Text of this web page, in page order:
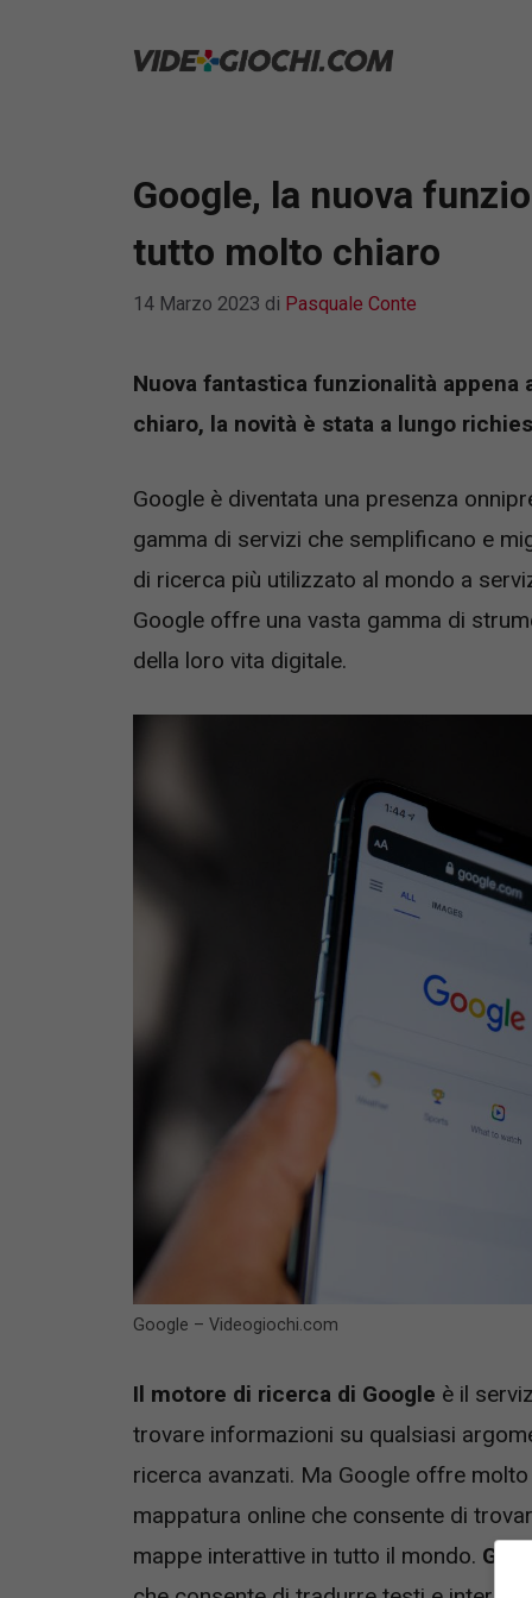
Google, la nuova
tutto molto chiaro
14 Marzo 2023 di Pasquale Conte
Nuova fantastica funzionalità appena
chiaro, la novità è stata a lungo
Google è diventata una presenza
gamma di servizi che semplificano e
di ricerca più utilizzato al mondo a
Google offre una vasta gamma di
della loro vita digitale.
Google – Videogiochi.com
Il motore di ricerca di Google è il
trovare informazioni su qualsiasi
ricerca avanzati. Ma Google offre
mappatura online che consente di
mappe interattive in tutto il mondo.